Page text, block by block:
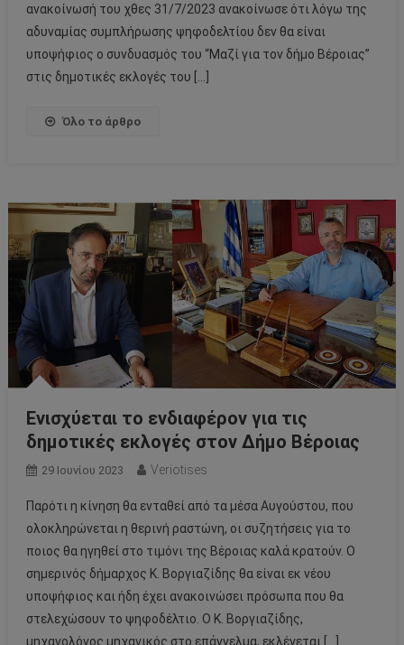
ανακοίνωσή του χθες 31/7/2023 ανακοίνωσε ότι λόγω της
αδυναμίας συμπλήρωσης ψηφοδελτίου δεν θα είναι
υποψήφιος ο συνδυασμός του “Μαζί για τον δήμο Βέροιας”
στις δημοτικές εκλογές του […]
Όλο το άρθρο
Ενισχύεται το ενδιαφέρον για τις
δημοτικές εκλογές στον Δήμο Βέροιας
29 Ιουνίου 2023 Veriotises
Παρότι η κίνηση θα ενταθεί από τα μέσα Αυγούστου, που
ολοκληρώνεται η θερινή ραστώνη, οι συζητήσεις για το
ποιος θα ηγηθεί στο τιμόνι της Βέροιας καλά κρατούν. Ο
σημερινός δήμαρχος Κ. Βοργιαζίδης θα είναι εκ νέου
υποψήφιος και ήδη έχει ανακοινώσει πρόσωπα που θα
στελεχώσουν το ψηφοδέλτιο. Ο Κ. Βοργιαζίδης,
μηχανολόγος μηχανικός στο επάγγελμα, εκλέγεται […]